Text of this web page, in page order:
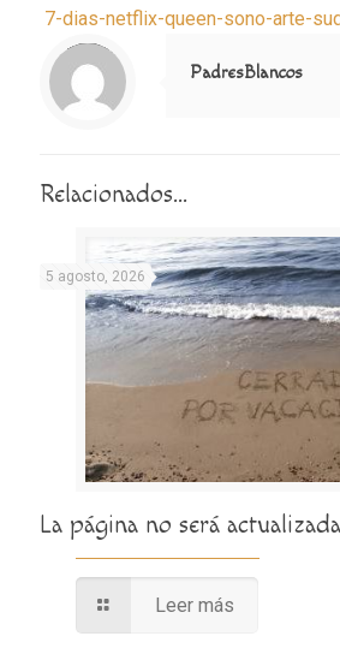
7-dias-netflix-queen-sono-arte-
Notice
: Trying to access array offset on value of type null in
/home/misioner/public_html/padresblancos/themes/betheme/includes/content-single.php
on line
286
PadresBlancos
Relacionados...
5 agosto, 2026
La página no será
Leer más